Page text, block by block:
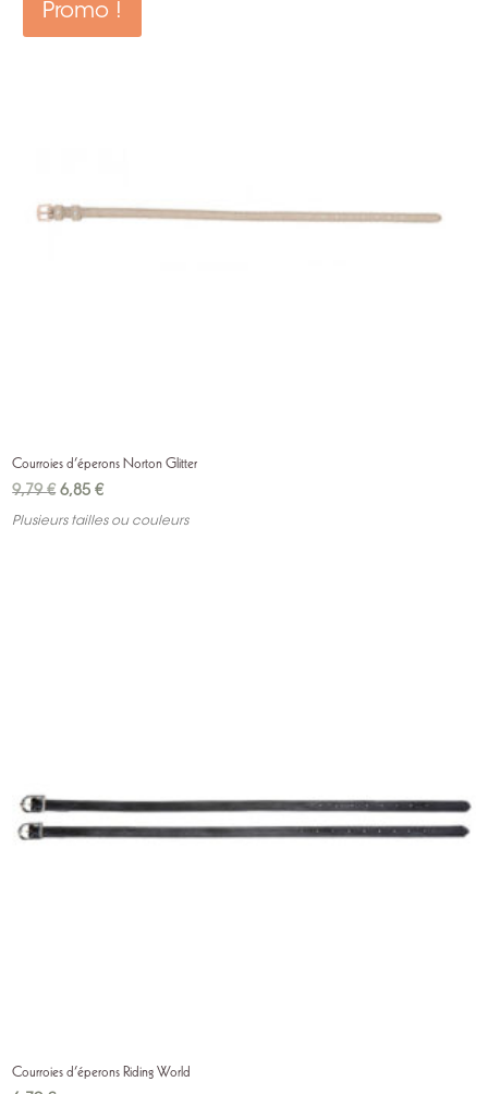
Promo !
Courroies d’éperons Norton Glitter
9,79€ Le
prix
6,85€Le
prix
Plusieurs tailles ou couleurs
Courroies d’éperons Riding World